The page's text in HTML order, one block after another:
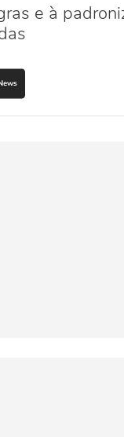
e à